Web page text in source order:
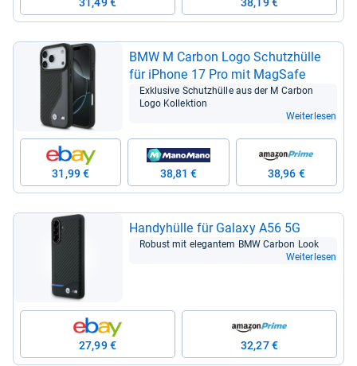
BMW M Car­bon Logo Schutz­hülle
für iPhone 17 Pro mit Mag­Safe
Exklu­sive Schutz­hülle aus der M Car­bon
Logo Kol­lek­tion
Weiterlesen
31,99 € 38,81 € 38,96 €
Han­dy­hülle für Galaxy A56 5G
Robust mit ele­gan­tem BMW Car­bon Look
Weiterlesen
27,99 € 32,27 €